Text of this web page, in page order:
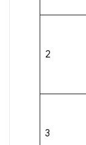
2
3